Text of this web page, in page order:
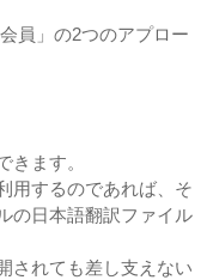
員」の2つのアプロー
きます。
用するのであれば、そ
の日本語翻訳ファイル
されても差し支えない